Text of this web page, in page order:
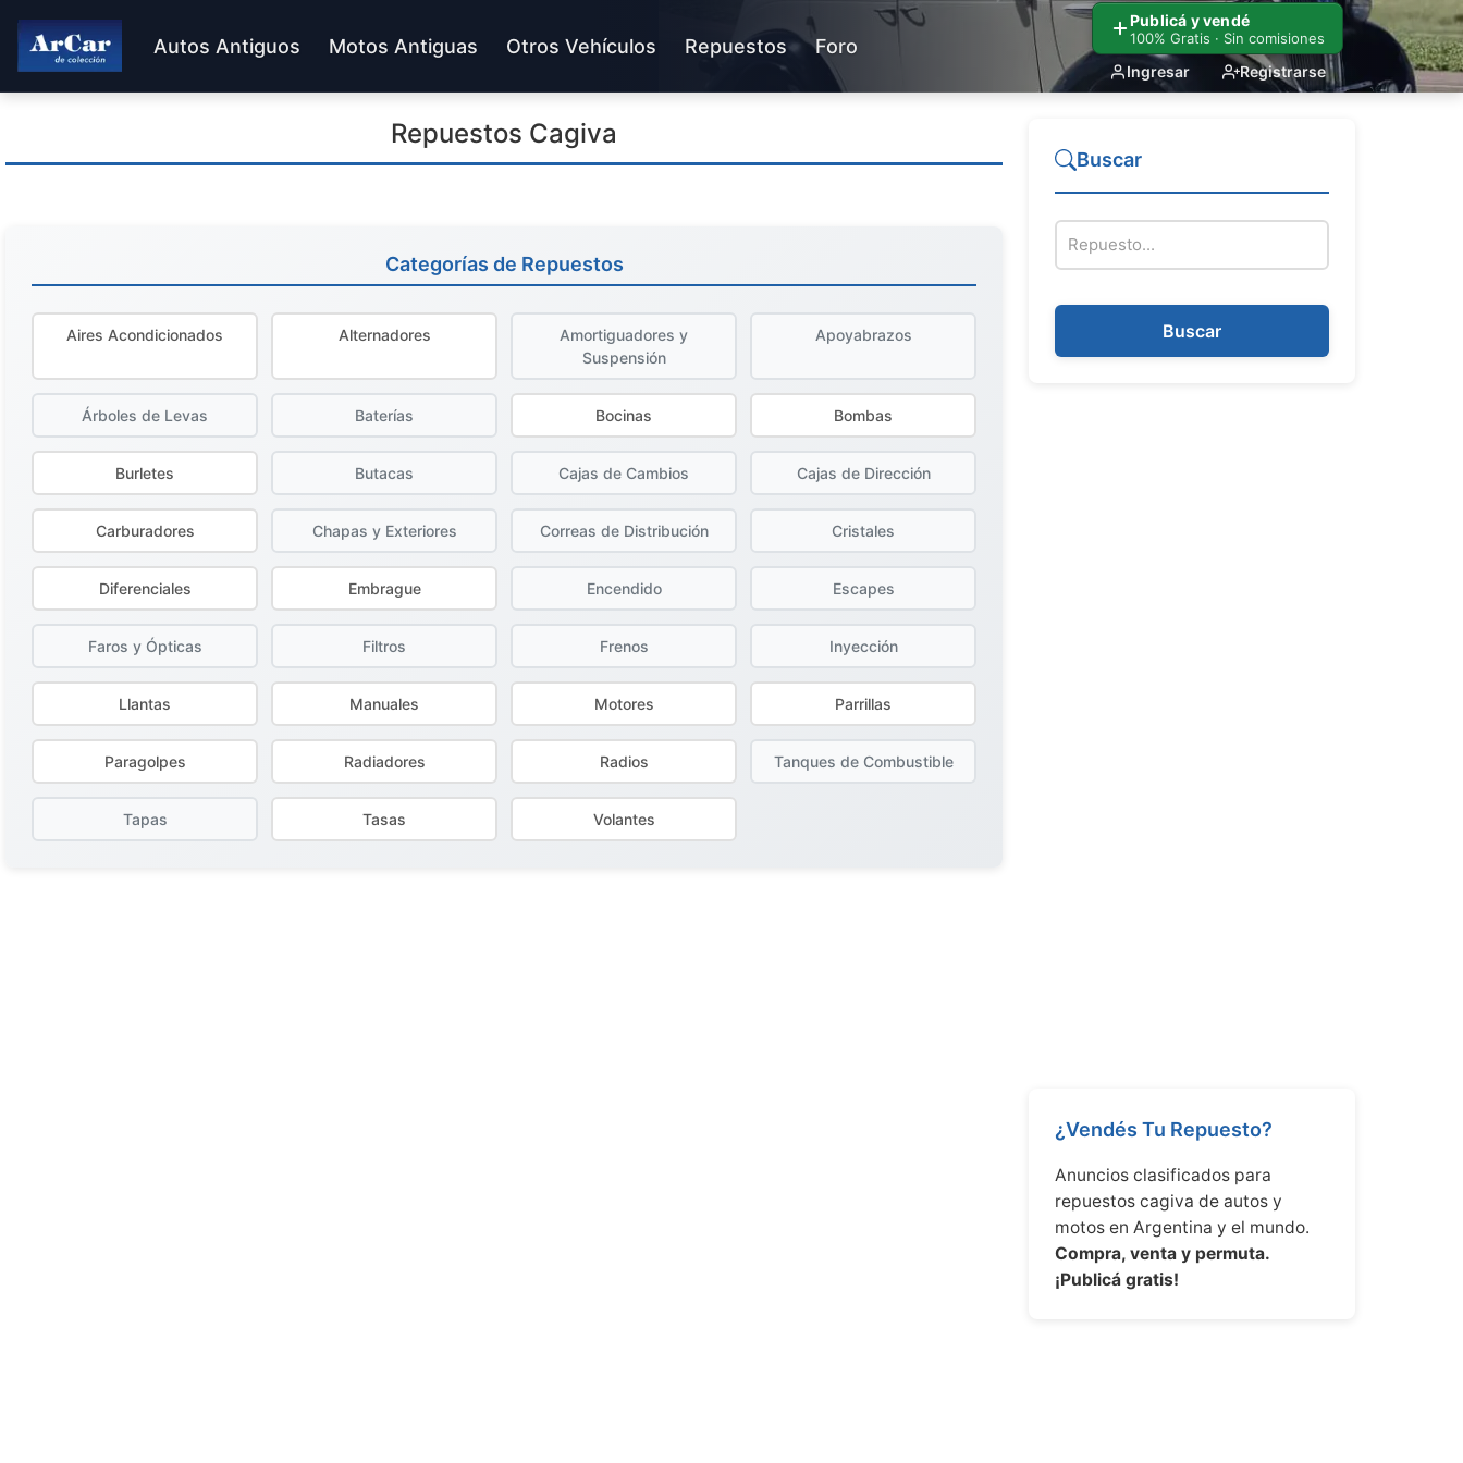
Publicá y vendé
100% Gratis · Sin comisiones
Ingresar Registrarse
Autos Antiguos Motos Antiguas Otros Vehículos Repuestos Foro
Repuestos Cagiva
Categorías de Repuestos
Aires Acondicionados Alternadores
Amortiguadores y
Suspensión
Apoyabrazos
Árboles de Levas Baterías Bocinas Bombas
Burletes Butacas Cajas de Cambios Cajas de Dirección
Carburadores Chapas y Exteriores Correas de Distribución Cristales
Diferenciales Embrague Encendido Escapes
Faros y Ópticas Filtros Frenos Inyección
Llantas Manuales Motores Parrillas
Paragolpes Radiadores Radios Tanques de Combustible
Tapas Tasas Volantes
Buscar
Buscar
¿Vendés Tu Repuesto?
Anuncios clasificados para
repuestos cagiva de autos y
motos en Argentina y el mundo.
Compra, venta y permuta.
¡Publicá gratis!